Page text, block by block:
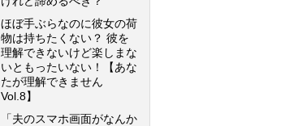
ほぼ手ぶらなのに彼女の荷
物は持ちたくない？ 彼を
理解できないけど楽しまな
いともったいない！【あな
たが理解できません
Vol.8】
「夫のスマホ画面がなんか